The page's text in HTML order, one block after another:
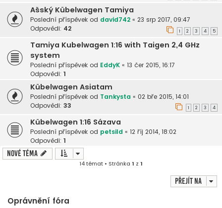
Ašský Kübelwagen Tamiya
Poslední příspěvek od david742 « 23 srp 2017, 09:47
Odpovědi: 42 1 2 3 4 5
Tamiya Kubelwagen 1:16 with Taigen 2,4 GHz
system
Poslední příspěvek od EddyK « 13 čer 2015, 16:17
Odpovědi: 1
Kübelwagen Asiatam
Poslední příspěvek od Tankysta « 02 bře 2015, 14:01
Odpovědi: 33 1 2 3 4
Kübelwagen 1:16 Sázava
Poslední příspěvek od petsild « 12 říj 2014, 18:02
Odpovědi: 1
Nové téma
14 témat • Stránka 1 z 1
Přejít na
Oprávnění fóra